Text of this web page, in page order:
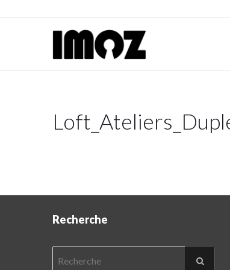
Recherche